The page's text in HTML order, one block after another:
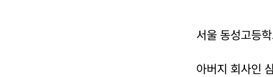
서울 동성고등
아버지 회사인